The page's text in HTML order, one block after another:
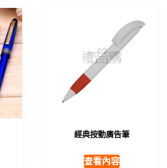
經典按動廣告筆
查看內容